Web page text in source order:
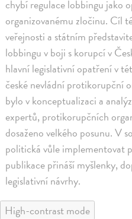
chybí regulace lobbingu jako
organizovanému zločinu. Cíl
veřejnosti a státním
lobbingu v boji s korupcí v
hlavní legislativní opatření v
české nevládní protikorupční
bylo v konceptualizaci a
expertů, protikorupčních
dosaženo velkého posunu. V
politická vůle implementovat
publikace přináší myšlenky,
legislativní návrhy.
High-contrast mode